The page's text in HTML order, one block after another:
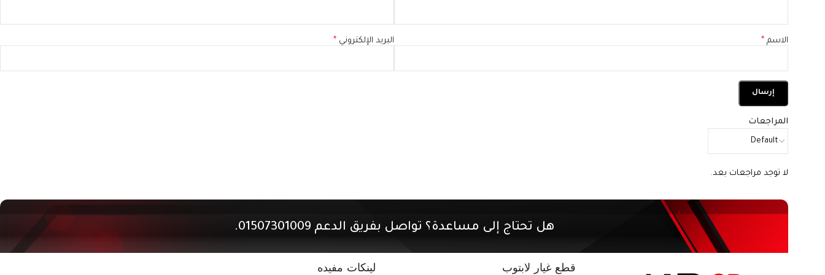
المراجعات
لا توجد مراجعات بعد.
الاسم * البريد الإلكتروني *
هل تحتاج إلى مساعدة؟ تواصل بفريق الدعم 01507301009.
قطع غيار لابتوب لينكات مفيده